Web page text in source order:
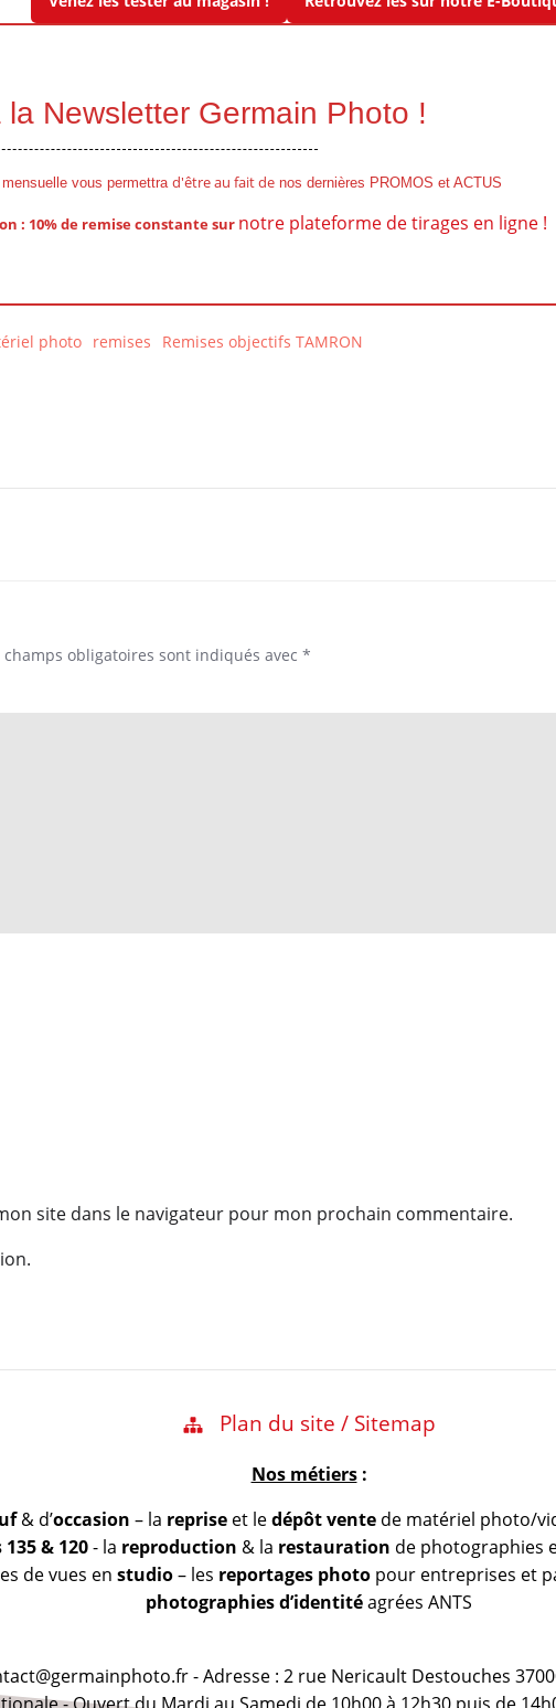
la Newsletter Germain Photo !
vous permettra d'être au fait denos dernières PROMOS et ACTUS
: 10% de remiseconstantesur notre plateforme de tirages en ligne !
photo remises Remises objectifs TAMRON
champs obligatoires sont indiqués avec *
site dans le navigateur pour mon prochain commentaire.
Plan du site / Sitemap
Nos métiers:
& d’occasion – la repriseet ledépôt ventede matériel photo/
& 120- la reproduction & la restauration de photographies
de vues en studio– les reportages photopour entreprises et
photographies d’identitéagrées ANTS
- Adresse : 2 rue Nericault Destouches